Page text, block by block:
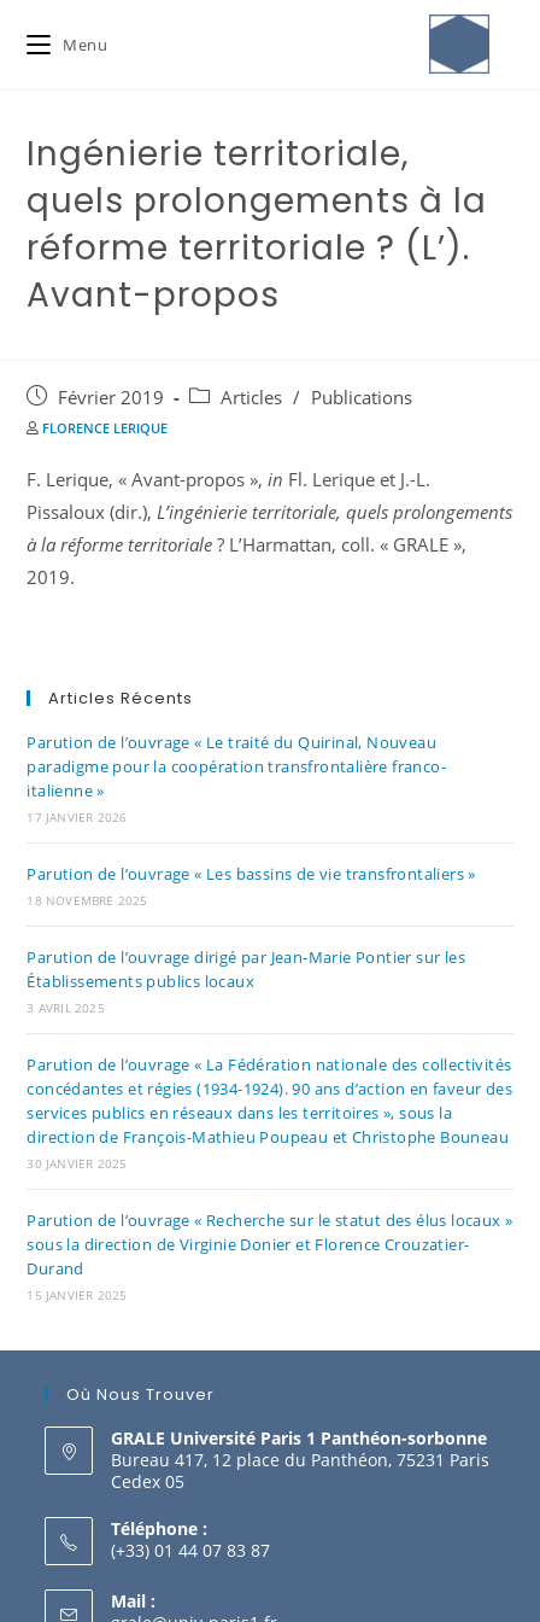
Menu
Ingénierie territoriale,
quels prolongements à la
réforme territoriale ? (L’).
Avant-propos
Février 2019 Articles / Publications
FLORENCE LERIQUE
F. Lerique, « Avant-propos »,in Fl. Lerique et J.-L.
Pissaloux (dir.),L’ingénierie territoriale, quels prolongements
à la réforme territoriale? L’Harmattan, coll. « GRALE »,
2019.
Articles Récents
Parution de l’ouvrage « Le traité du Quirinal, Nouveau
paradigme pour la coopération transfrontalière franco-
italienne »
17 JANVIER 2026
Parution de l’ouvrage « Les bassins de vie transfrontaliers »
18 NOVEMBRE 2025
Parution de l’ouvrage dirigé par Jean-Marie Pontier sur les
Établissements publics locaux
3 AVRIL 2025
Parution de l’ouvrage « La Fédération nationale des collectivités
concédantes et régies (1934-1924). 90 ans d’action en faveur des
services publics en réseaux dans les territoires », sous la
direction de François-Mathieu Poupeau et Christophe Bouneau
30 JANVIER 2025
Parution de l’ouvrage « Recherche sur le statut des élus locaux »
sous la direction de Virginie Donier et Florence Crouzatier-
Durand
15 JANVIER 2025
Où Nous Trouver
GRALE Université Paris 1 Panthéon-sorbonne
Bureau 417, 12 place du Panthéon, 75231 Paris
Cedex 05
Téléphone :
(+33) 01 44 07 83 87
Mail :